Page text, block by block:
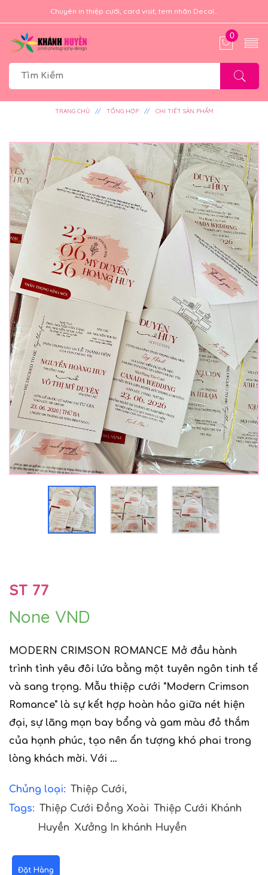
Chuyên in thiệp cưới, card visit, tem nhãn Decal...
0
TRANG CHỦ TỔNG HỢP CHI TIẾT SẢN PHẨM
ST 77
None VND
MODERN CRIMSON ROMANCE Mở đầu hành
trình tình yêu đôi lứa bằng một tuyên ngôn tinh tế
và sang trọng. Mẫu thiệp cưới "Modern Crimson
Romance" là sự kết hợp hoàn hảo giữa nét hiện
đại, sự lãng mạn bay bổng và gam màu đỏ thắm
của hạnh phúc, tạo nên ấn tượng khó phai trong
lòng khách mời. Với …
Chủng loại: Thiệp Cưới,
Tags: Thiệp Cưới Đồng Xoài Thiệp Cưới Khánh
Huyền Xưởng In khánh Huyền
Đặt Hàng